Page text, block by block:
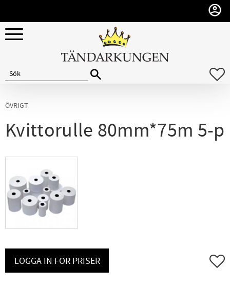
Meny
ÖVRIGT
Kvittorulle 80mm*75m 5-p
LOGGA IN FÖR PRISER Lägg